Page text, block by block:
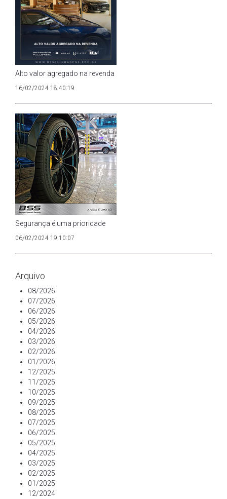
Alto valor agregado na revenda
16/02/2024 18:40:19
Segurança é uma prioridade
06/02/2024 19:10:07
Arquivo
08/2026
07/2026
06/2026
05/2026
04/2026
03/2026
02/2026
01/2026
12/2025
11/2025
10/2025
09/2025
08/2025
07/2025
06/2025
05/2025
04/2025
03/2025
02/2025
01/2025
12/2024